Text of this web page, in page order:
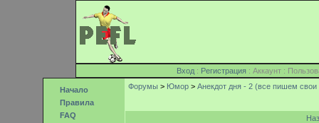
Вход : Регистрация : Аккаунт :
Начало
Правила
FAQ
Форумы > Юмор> Анекдот дня - 2 (все пишем